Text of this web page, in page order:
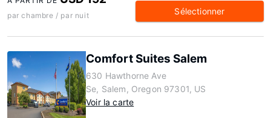
par chambre / par nuit Sélectionner
Comfort Suites Salem
630 Hawthorne Ave
Se, Salem, Oregon 97301, US
Voir la carte